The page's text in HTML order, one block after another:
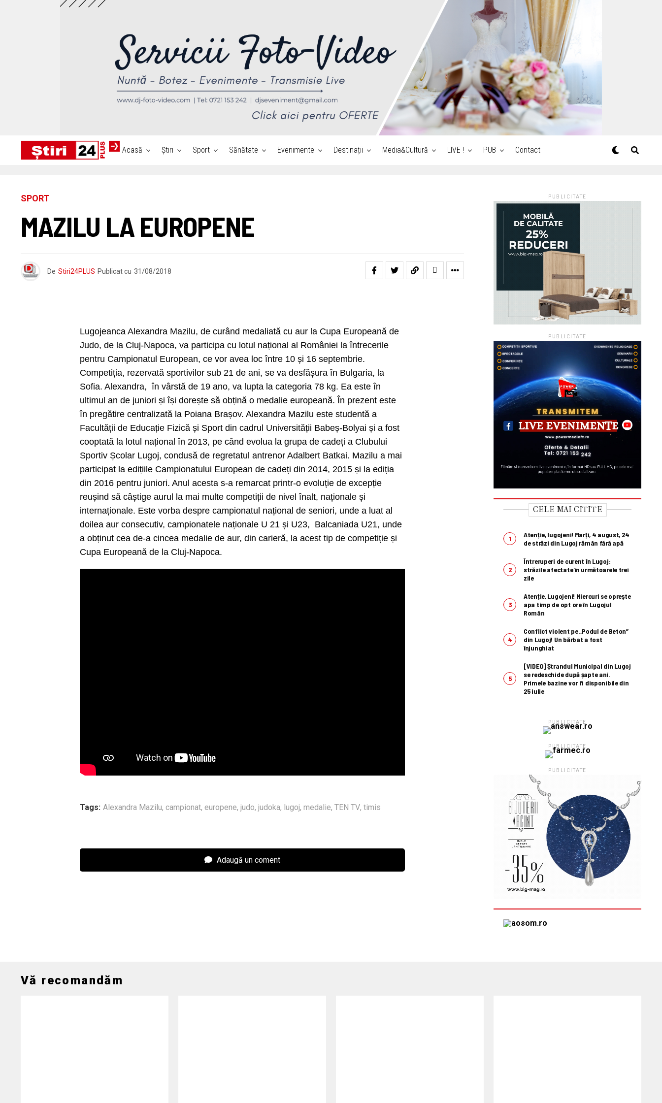
Acasă Știri Sport Sănătate Evenimente Destinații Media&Cultură LIVE ! PUB Contact
SPORT
MAZILU LA EUROPENE
De Stiri24PLUS Publicat cu 31/08/2018
Lugojeanca Alexandra Mazilu, de curând medaliată cu aur la Cupa Europeană de
Judo, de la Cluj-Napoca, va participa cu lotul național al României la întrecerile
pentru Campionatul European, ce vor avea loc între 10 și 16 septembrie.
Competiția, rezervată sportivilor sub 21 de ani, se va desfășura în Bulgaria, la
Sofia. Alexandra, în vârstă de 19 ano, va lupta la categoria 78 kg. Ea este în
ultimul an de juniori și își dorește să obțină o medalie europeană. În prezent este
în pregătire centralizată la Poiana Brașov. Alexandra Mazilu este studentă a
Facultății de Educație Fizică și Sport din cadrul Universității Babeș-Bolyai și a fost
cooptată la lotul național în 2013, pe când evolua la grupa de cadeți a Clubului
Sportiv Școlar Lugoj, condusă de regretatul antrenor Adalbert Batkai. Mazilu a mai
participat la edițiile Campionatului European de cadeți din 2014, 2015 și la ediția
din 2016 pentru juniori. Anul acesta s-a remarcat printr-o evoluție de excepție
reușind să câștige aurul la mai multe competiții de nivel înalt, naționale și
internaționale. Este vorba despre campionatul național de seniori, unde a luat al
doilea aur consecutiv, campionatele naționale U 21 și U23, Balcaniada U21, unde
a obținut cea de-a cincea medalie de aur, din carieră, la acest tip de competiție și
Cupa Europeană de la Cluj-Napoca.
Tags: Alexandra Mazilu, campionat, europene, judo, judoka, lugoj, medalie, TEN TV, timis
Adaugă un coment
PUBLICITATE
PUBLICITATE
CELE MAI CITITE
Atenție, lugojeni! Marți, 4 august, 24
de străzi din Lugoj rămân fără apă
Întreruperi de curent în Lugoj:
străzile afectate în următoarele trei
zile
Atenție, Lugojeni! Miercuri se oprește
apa timp de opt ore în Lugojul
Român
Conflict violent pe „Podul de Beton”
din Lugoj! Un bărbat a fost
înjunghiat
[VIDEO] Ștrandul Municipal din Lugoj
se redeschide după șapte ani.
Primele bazine vor fi disponibile din
25 iulie
PUBLICITATE
PUBLICITATE
PUBLICITATE
Vă recomandăm